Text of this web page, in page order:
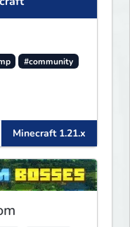
#community
Minecraft 1.21.x